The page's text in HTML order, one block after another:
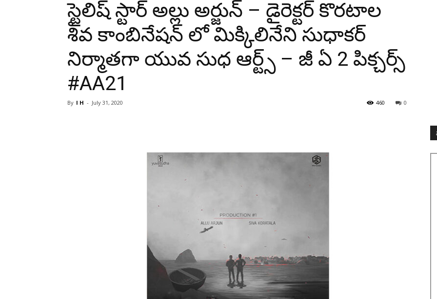
స్టైలిష్ స్టార్ అల్లు అర్జున్ – డైరెక్టర్ కొరటాల
శివ కాంబినేషన్ లో మిక్కిలినేని సుధాకర్
నిర్మాతగా యువ సుధ ఆర్ట్స్ – జీ ఏ 2 పిక్చర్స్
#AA21
By I H - July 31, 2020 0
460